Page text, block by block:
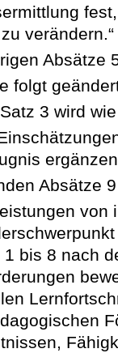
verändern.“
Absätze
folgt
3 wird
Absätze
1 bis 8 nach